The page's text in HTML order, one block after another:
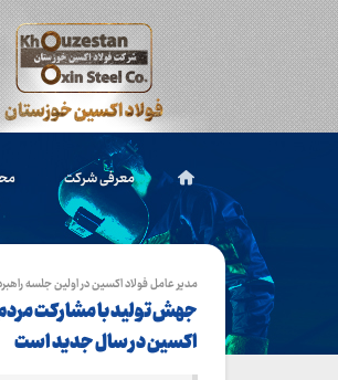
معرفی شرکت
مدیر عامل فولاد اکسین در اولین جلسه راهبردی
جهش تولید با مشارکت
اکسین در سال جدید است